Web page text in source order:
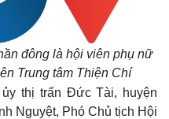
đông là hội viên phụ nữ
Trung tâm Thiện Chí
thị trấn Đức Tài, huyện
Nguyệt, Phó Chủ tịch Hội